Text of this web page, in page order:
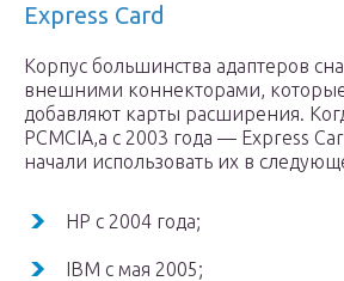
Express Card
Корпус большинства адаптеров
внешними коннекторами,
добавляют карты расширения.
PCMCIA,а с 2003 года — Express
начали использовать их в
HP с 2004 года;
IBM с мая 2005;